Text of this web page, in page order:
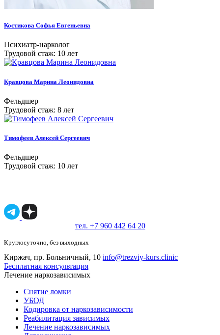
Костикова Софья Евгеньевна
Психиатр-нарколог
Трудовой стаж: 10 лет
Кравцова Марина Леонидовна
Фельдшер
Трудовой стаж: 8 лет
Тимофеев Алексей Сергеевич
Фельдшер
Трудовой стаж: 10 лет
тел. +7 960 442 64 20
Круглосуточно, без выходных
Киржач, пр. Больничный, 10 info@trezviy-kurs.clinic
Бесплатная консультация
Лечение наркозависимых
Снятие ломки
УБОД
Кодировка от наркозависимости
Реабилитация зависимых
Лечение наркозависимых